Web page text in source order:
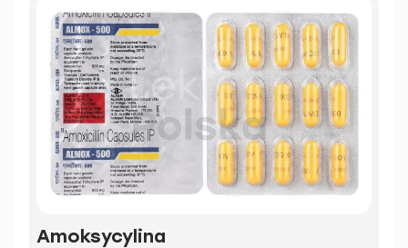
Amoksycylina